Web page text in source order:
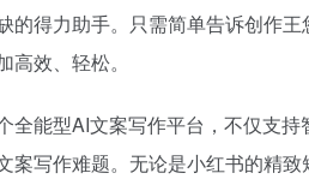
的得力助手。只需简单告诉创作
高效、轻松。
全能型AI文案写作平台，不仅支
案写作难题。无论是小红书的精